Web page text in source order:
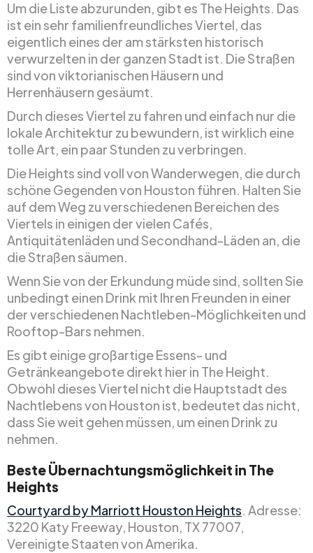
Um die Liste abzurunden, gibt es The Heights. Das
ist ein sehr familienfreundliches Viertel, das
eigentlich eines der am stärksten historisch
verwurzelten in der ganzen Stadt ist. Die Straßen
sind von viktorianischen Häusern und
Herrenhäusern gesäumt.
Durch dieses Viertel zu fahren und einfach nur die
lokale Architektur zu bewundern, ist wirklich eine
tolle Art, ein paar Stunden zu verbringen.
Die Heights sind voll von Wanderwegen, die durch
schöne Gegenden von Houston führen. Halten Sie
auf dem Weg zu verschiedenen Bereichen des
Viertels in einigen der vielen Cafés,
Antiquitätenläden und Secondhand-Läden an, die
die Straßen säumen.
Wenn Sie von der Erkundung müde sind, sollten Sie
unbedingt einen Drink mit Ihren Freunden in einer
der verschiedenen Nachtleben-Möglichkeiten und
Rooftop-Bars nehmen.
Es gibt einige großartige Essens- und
Getränkeangebote direkt hier in The Height.
Obwohl dieses Viertel nicht die Hauptstadt des
Nachtlebens von Houston ist, bedeutet das nicht,
dass Sie weit gehen müssen, um einen Drink zu
nehmen.
Beste Übernachtungsmöglichkeit in The
Heights
Courtyard by Marriott Houston Heights. Adresse:
3220 Katy Freeway, Houston, TX 77007,
Vereinigte Staaten von Amerika.